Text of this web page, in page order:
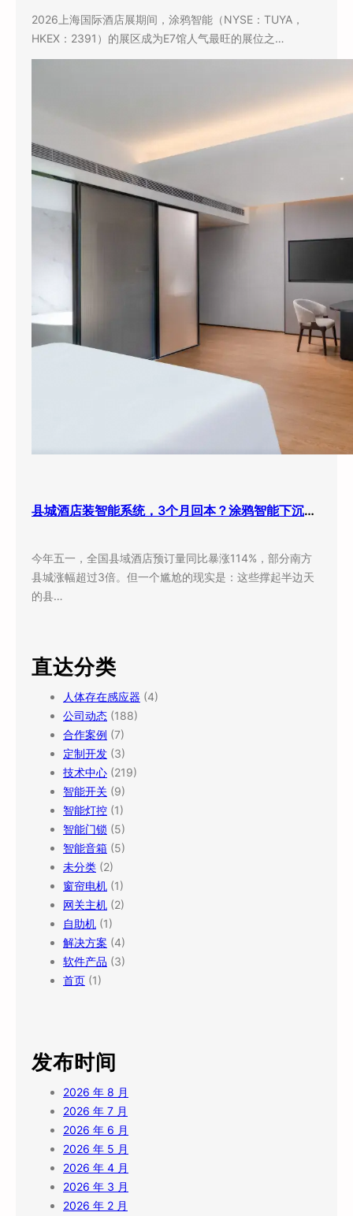
2026上海国际酒店展期间，涂鸦智能（NYSE：TUYA，
HKEX：2391）的展区成为E7馆人气最旺的展位之…
县城酒店装智能系统，3个月回本？涂鸦智能下沉市场打法曝光
今年五一，全国县域酒店预订量同比暴涨114%，部分南方
县城涨幅超过3倍。但一个尴尬的现实是：这些撑起半边天
的县…
直达分类
人体存在感应器 (4)
公司动态 (188)
合作案例 (7)
定制开发 (3)
技术中心 (219)
智能开关 (9)
智能灯控 (1)
智能门锁 (5)
智能音箱 (5)
未分类 (2)
窗帘电机 (1)
网关主机 (2)
自助机 (1)
解决方案 (4)
软件产品 (3)
首页 (1)
发布时间
2026 年 8 月
2026 年 7 月
2026 年 6 月
2026 年 5 月
2026 年 4 月
2026 年 3 月
2026 年 2 月